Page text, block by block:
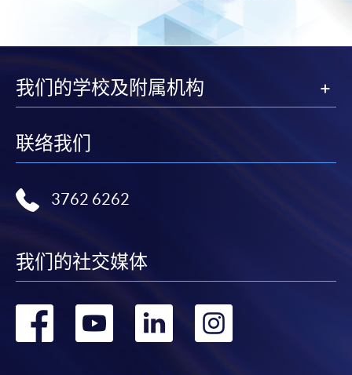
我们的学校及附属机构
联络我们
3762 6262
我们的社交媒体
转
转
转